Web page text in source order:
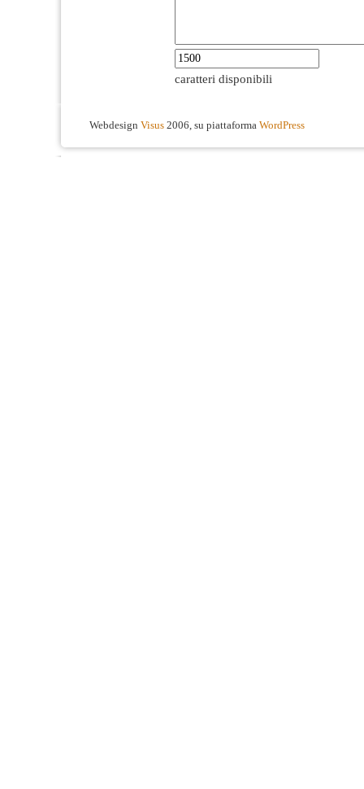
caratteri disponibili
Webdesign Visus 2006, su piattaforma WordPress